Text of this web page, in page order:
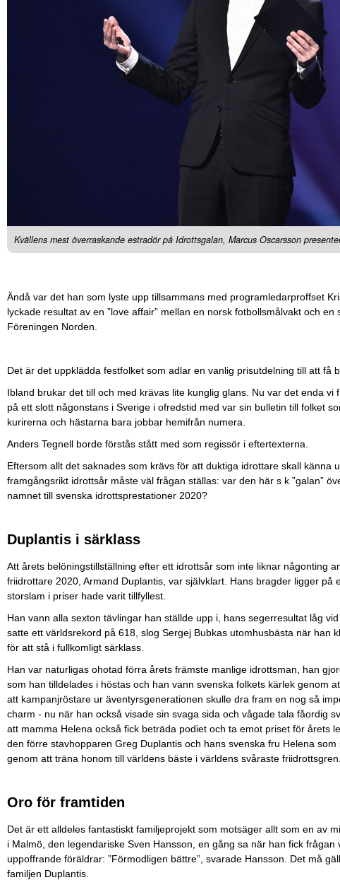
Kvällens mest överraskande estradör på Idrottsgalan, Marcus Oscarsson
Ändå var det han som lyste upp tillsammans med programledarproffset
lyckade resultat av en ”love affair” mellan en norsk fotbollsmålvakt och
Föreningen Norden.
Det är det uppklädda festfolket som adlar en vanlig prisutdelning till att få
Ibland brukar det till och med krävas lite kunglig glans. Nu var det enda
på ett slott någonstans i Sverige i ofredstid med var sin bulletin till folket
kurirerna och hästarna bara jobbar hemifrån numera.
Anders Tegnell borde förstås stått med som regissör i eftertexterna.
Eftersom allt det saknades som krävs för att duktiga idrottare skall känna
framgångsrikt idrottsår måste väl frågan ställas: var den här s k ”galan”
namnet till svenska idrottsprestationer 2020?
Duplantis i särklass
Att årets belöningstillställning efter ett idrottsår som inte liknar någonting
friidrottare 2020, Armand Duplantis, var självklart. Hans bragder ligger på
storslam i priser hade varit tillfyllest.
Han vann alla sexton tävlingar han ställde upp i, hans segerresultat låg
satte ett världsrekord på 618, slog Sergej Bubkas utomhusbästa när han
för att stå i fullkomligt särklass.
Han var naturligas ohotad förra årets främste manlige idrottsman, han
som han tilldelades i höstas och han vann svenska folkets kärlek genom
att kampanjröstare ur äventyrsgenerationen skulle dra fram en nog så
charm - nu när han också visade sin svaga sida och vågade tala fåordig
att mamma Helena också fick beträda podiet och ta emot priset för årets
den förre stavhopparen Greg Duplantis och hans svenska fru Helena
genom att träna honom till världens bäste i världens svåraste friidrottsgren.
Oro för framtiden
Det är ett alldeles fantastiskt familjeprojekt som motsäger allt som en av
i Malmö, den legendariske Sven Hansson, en gång sa när han fick
uppoffrande föräldrar: ”Förmodligen bättre”, svarade Hansson. Det må
familjen Duplantis.